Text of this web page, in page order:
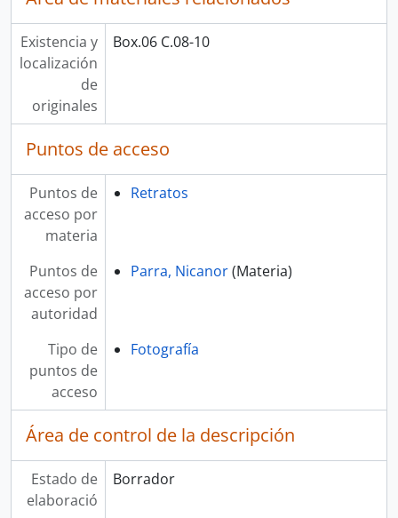
Existencia y
localización
de
originales
Box.06 C.08-10
Puntos de acceso
Puntos de
acceso por
materia
Retratos
Puntos de
acceso por
autoridad
Parra, Nicanor(Materia)
Tipo de
puntos de
acceso
Fotografía
Área de control de la descripción
Estado de
elaboració
Borrador